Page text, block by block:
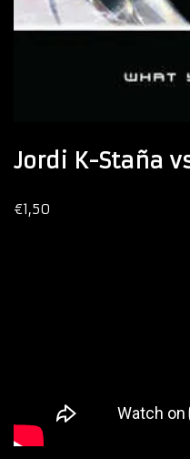
Jordi K-Staña
€1,50